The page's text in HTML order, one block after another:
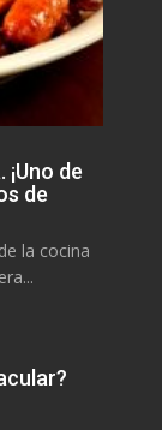
de
de
la cocina